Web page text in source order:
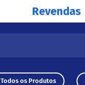
Revendas
Todos os Produtos